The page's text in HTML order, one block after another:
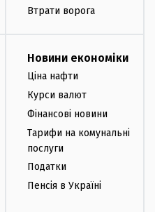
Втрати ворога
Новини економіки
Ціна нафти
Курси валют
Фінансові новини
Тарифи на комунальні
послуги
Податки
Пенсія в Україні